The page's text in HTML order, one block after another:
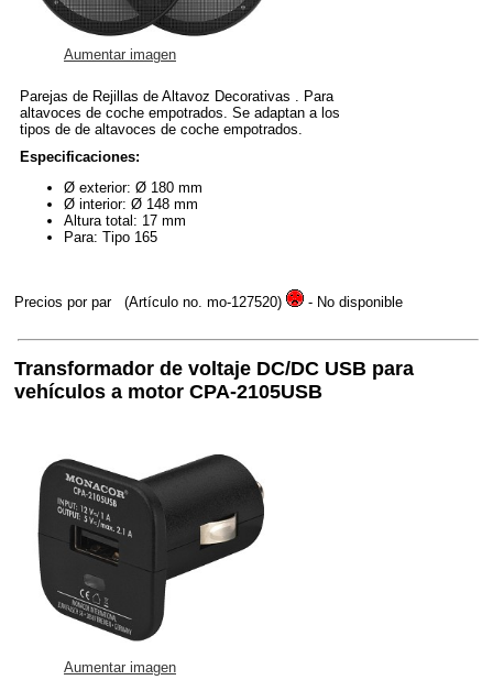
Aumentar imagen
Parejas de Rejillas de Altavoz Decorativas . Para
altavoces de coche empotrados. Se adaptan a los
tipos de de altavoces de coche empotrados.
Especificaciones:
Ø exterior: Ø 180 mm
Ø interior: Ø 148 mm
Altura total: 17 mm
Para: Tipo 165
Precios por par (Artículo no. mo-127520) - No disponible
Transformador de voltaje DC/DC USB para
vehículos a motor CPA-2105USB
Aumentar imagen